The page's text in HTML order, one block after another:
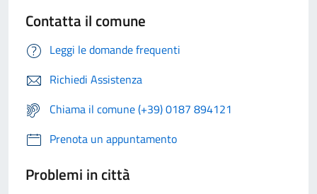
Contatta il comune
Leggi le domande frequenti
Richiedi Assistenza
Chiama il comune (+39) 0187 894121
Prenota un appuntamento
Problemi in città